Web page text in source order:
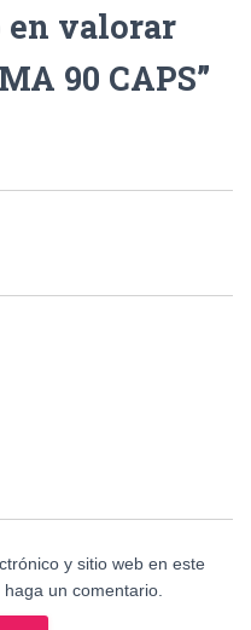
en valorar
90 CAPS”
y sitio web en este
un comentario.